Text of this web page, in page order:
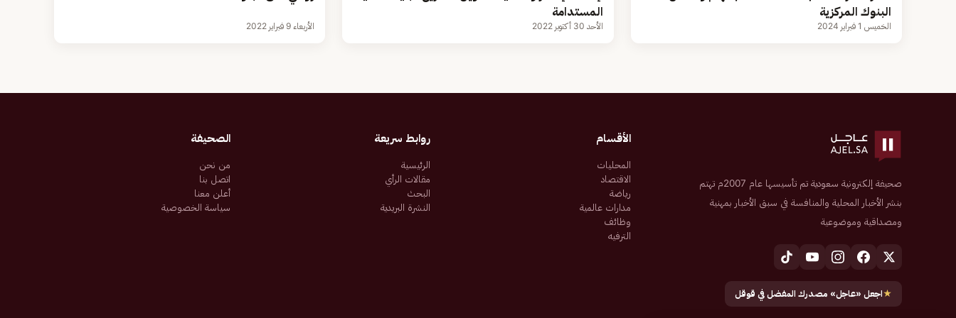
البنوك المركزية
الخميس 1 فبراير 2024
المستدامة
الأحد 30 أكتوبر 2022 الأربعاء 9 فبراير 2022
صحيفة إلكترونية سعودية تم تأسيسها عام 2007م تهتم
بنشر الأخبار المحلية والمنافسة في سبق الأخبار بمهنية
ومصداقية وموضوعية
★اجعل «عاجل» مصدرك المفضل في قوقل
الأقسام
المحليات
الاقتصاد
رياضة
مدارات عالمية
وظائف
الترفيه
روابط سريعة
الرئيسية
مقالات الرأي
البحث
النشرة البريدية
الصحيفة
من نحن
اتصل بنا
أعلن معنا
سياسة الخصوصية